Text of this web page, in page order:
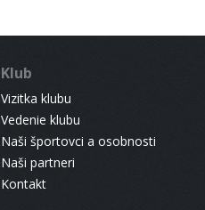
Klub
Vizitka klubu
Vedenie klubu
Naši športovci a osobnosti
Naši partneri
Kontakt